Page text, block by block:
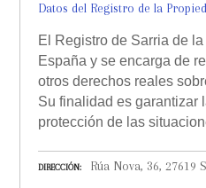
Datos del Registro de la
El Registro de Sarria de
España y se encarga de
otros derechos reales
Su finalidad es garantizar
protección de las
DIRECCIÓN Rúa Nova, 36, 27619